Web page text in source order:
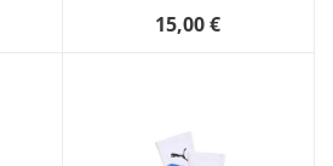
15,00 €